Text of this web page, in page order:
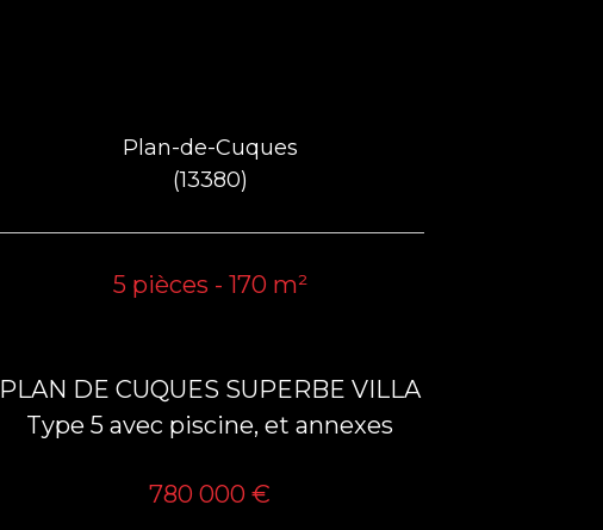
Plan-de-Cuques
(13380)
5 pièces - 170 m²
PLAN DE CUQUES SUPERBE VILLA
Type 5 avec piscine, et annexes
780 000 €